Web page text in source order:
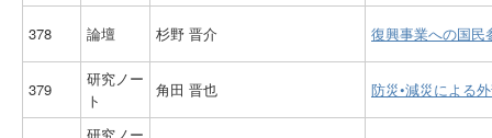
378 論壇 杉野 晋介 復興事業への国民
379
研究ノー
ト
角田 晋也 防災•減災による